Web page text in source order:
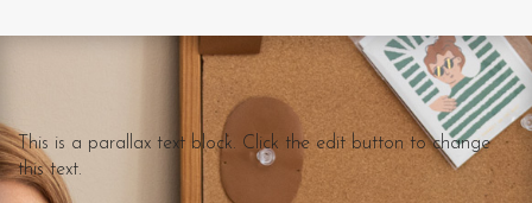
This is a parallax text block. Click the edit button to change
this text.